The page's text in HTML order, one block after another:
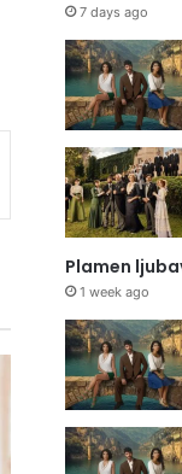
7 days ago
Plamen
1 week ago